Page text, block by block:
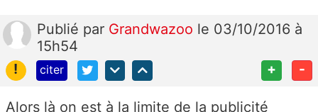
Publié par Grandwazoo le 03/10/2016 à
15h54
!
citer + -
Alors là on est à la limite de la publicité